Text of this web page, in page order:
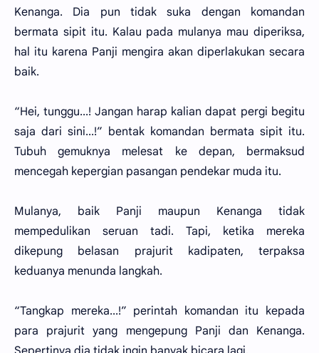
Kenanga. Dia pun tidak suka dengan komandan
bermata sipit itu. Kalau pada mulanya mau diperiksa,
hal itu karena Panji mengira akan diperlakukan secara
baik.
“Hei, tunggu...! Jangan harap kalian dapat pergi begitu
saja dari sini...!” bentak komandan bermata sipit itu.
Tubuh gemuknya melesat ke depan, bermaksud
mencegah kepergian pasangan pendekar muda itu.
Mulanya, baik Panji maupun Kenanga tidak
mempedulikan seruan tadi. Tapi, ketika mereka
dikepung belasan prajurit kadipaten, terpaksa
keduanya menunda langkah.
“Tangkap mereka...!” perintah komandan itu kepada
para prajurit yang mengepung Panji dan Kenanga.